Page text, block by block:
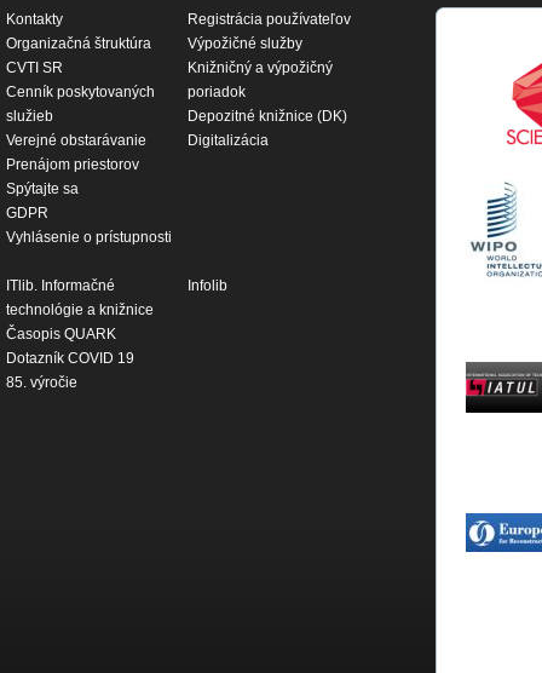
Kontakty
Organizačná štruktúra
CVTI SR
Cenník poskytovaných
služieb
Verejné obstarávanie
Prenájom priestorov
Spýtajte sa
GDPR
Vyhlásenie o prístupnosti
Registrácia používateľov
Výpožičné služby
Knižničný a výpožičný
poriadok
Depozitné knižnice (DK)
Digitalizácia
ITlib. Informačné
technológie a knižnice
Časopis QUARK
Dotazník COVID 19
85. výročie
Infolib